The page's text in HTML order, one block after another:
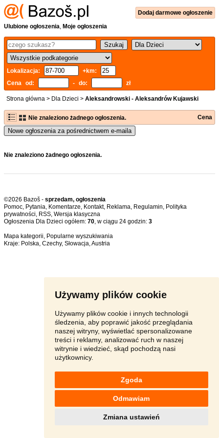
Używamy plików cookie
Używamy plików cookie i innych technologii
śledzenia, aby poprawić jakość przeglądania
naszej witryny, wyświetlać spersonalizowane
treści i reklamy, analizować ruch w naszej
witrynie i wiedzieć, skąd pochodzą nasi
użytkownicy.
Zgoda
Odmawiam
Zmiana ustawień
Dodaj darmowe ogłoszenie
Ulubione ogłoszenia, Moje ogłoszenia
Lokalizacja:
+km:
Cena od:
- do: zł
Strona główna > Dla Dzieci > Aleksandrowski - Aleksandrów Kujawski
Nie znaleziono żadnego ogłoszenia. Cena
Nowe ogłoszenia za pośrednictwem e-maila
Nie znaleziono żadnego ogłoszenia.
©2026 Bazoš - sprzedam, ogłoszenia
Pomoc, Pytania, Komentarze, Kontakt, Reklama, Regulamin, Polityka
prywatności, RSS,
Ogłoszenia Dla Dzieci ogółem: 70, w ciągu 24 godzin: 3
Mapa kategorii, Popularne wyszukiwania
Kraje: Polska, Czechy, Słowacja,Austria